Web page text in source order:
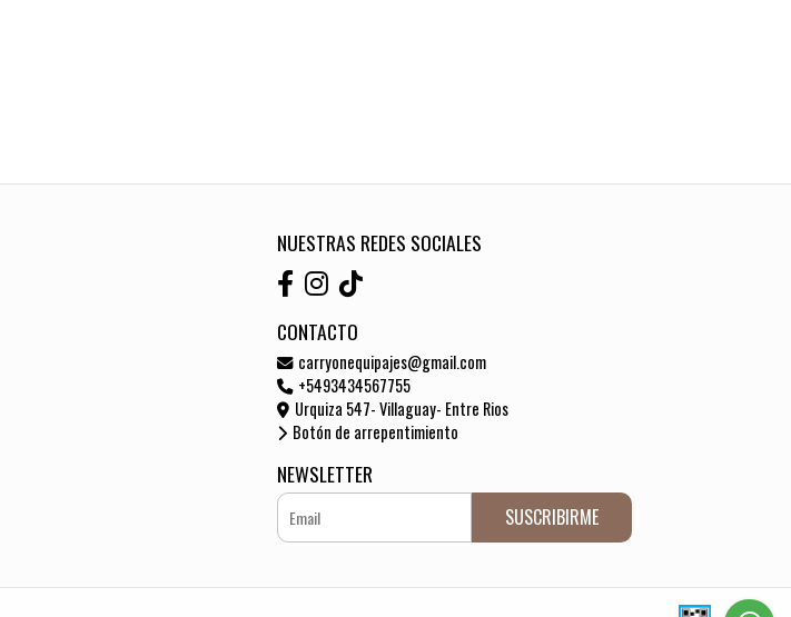
NUESTRAS REDES SOCIALES
CONTACTO
carryonequipajes@gmail.com
+5493434567755
Urquiza 547- Villaguay- Entre Rios
Botón de arrepentimiento
NEWSLETTER
SUSCRIBIRME